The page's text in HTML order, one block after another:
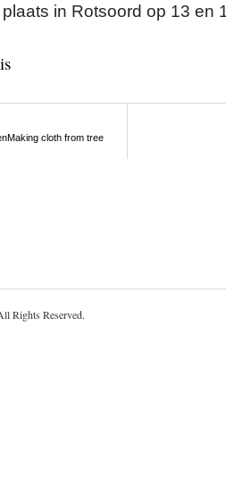
in Rotsoord op 13 en
Making cloth from tree
Rights Reserved.